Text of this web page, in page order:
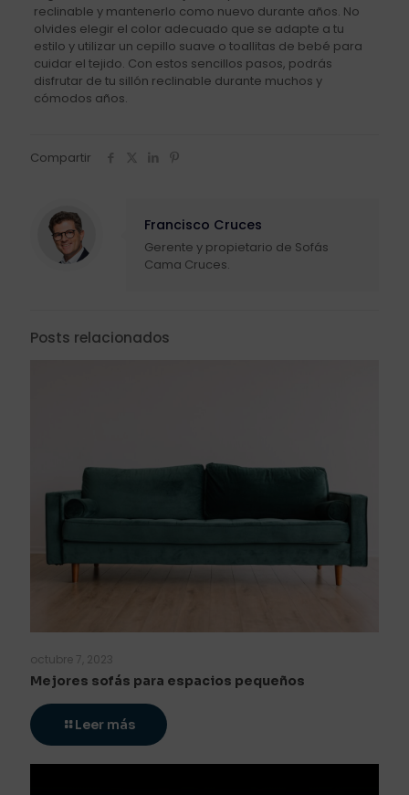
reclinable y mantenerlo como nuevo durante años. No
olvides elegir el color adecuado que se adapte a tu
estilo y utilizar un cepillo suave o toallitas de bebé para
cuidar el tejido. Con estos sencillos pasos, podrás
disfrutar de tu sillón reclinable durante muchos y
cómodos años.
Compartir
Francisco Cruces
Gerente y propietario de Sofás
Cama Cruces.
Posts relacionados
octubre 7, 2023
Mejores sofás para espacios pequeños
Leer más